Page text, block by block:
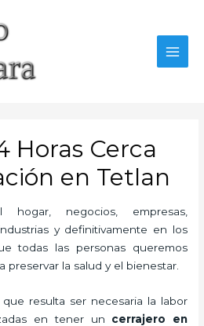
Horas Cerca
en Tetlan
negocios, empresas,
y definitivamente en los
todas las personas queremos
la salud y el bienestar.
resulta ser necesaria la labor
en tener un cerrajero en